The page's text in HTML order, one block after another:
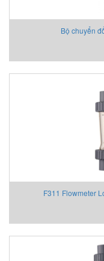
Bộ chuyển
F311 Flowmeter